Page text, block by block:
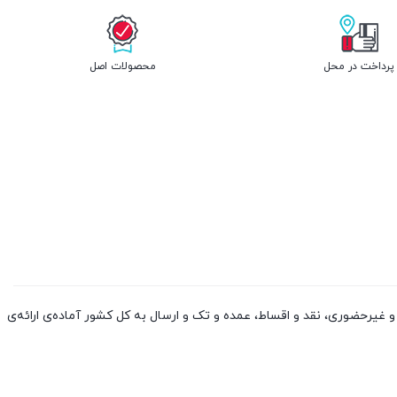
پرداخت در محل محصولات اصل
از چین و دوبی، به صورت حضوری و غیرحضوری، نقد و اقساط، عمده و تک و ارسال به کل کشور آماده‌ی ارائه‌ی